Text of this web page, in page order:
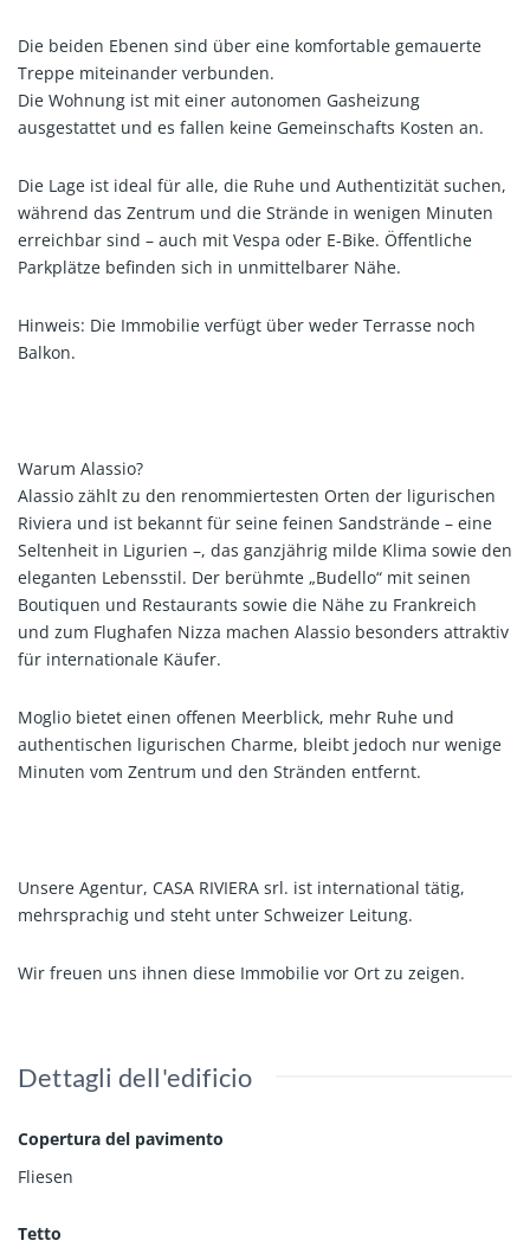
Die beiden Ebenen sind über eine komfortable gemauerte
Treppe miteinander verbunden.
Die Wohnung ist mit einer autonomen Gasheizung
ausgestattet und es fallen keine Gemeinschafts Kosten an.
Die Lage ist ideal für alle, die Ruhe und Authentizität suchen,
während das Zentrum und die Strände in wenigen Minuten
erreichbar sind – auch mit Vespa oder E-Bike. Öffentliche
Parkplätze befinden sich in unmittelbarer Nähe.
Hinweis: Die Immobilie verfügt über weder Terrasse noch
Balkon.
Warum Alassio?
Alassio zählt zu den renommiertesten Orten der ligurischen
Riviera und ist bekannt für seine feinen Sandstrände – eine
Seltenheit in Ligurien –, das ganzjährig milde Klima sowie den
eleganten Lebensstil. Der berühmte „Budello“ mit seinen
Boutiquen und Restaurants sowie die Nähe zu Frankreich
und zum Flughafen Nizza machen Alassio besonders attraktiv
für internationale Käufer.
Moglio bietet einen offenen Meerblick, mehr Ruhe und
authentischen ligurischen Charme, bleibt jedoch nur wenige
Minuten vom Zentrum und den Stränden entfernt.
Unsere Agentur, CASA RIVIERA srl. ist international tätig,
mehrsprachig und steht unter Schweizer Leitung.
Wir freuen uns ihnen diese Immobilie vor Ort zu zeigen.
Dettagli dell'edificio
Copertura del pavimento
Fliesen
Tetto